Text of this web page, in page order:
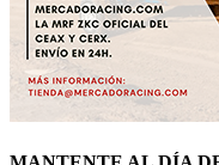
© Mercadoracing 2026
Términos y condiciones de